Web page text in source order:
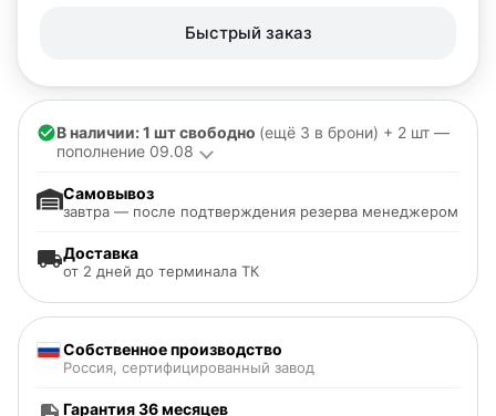
Быстрый заказ
В наличии: 1 шт свободно (ещё 3 в брони) + 2 шт —
пополнение 09.08
Доставка
от 2 дней до терминала ТК
Самовывоз
завтра — после подтверждения резерва менеджером
Собственное производство
Россия, сертифицированный завод
Гарантия 36 месяцев